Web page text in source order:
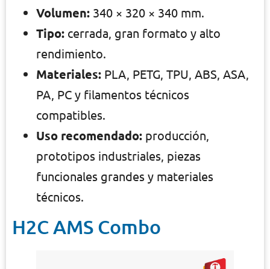
Volumen: 340 × 320 × 340 mm.
Tipo: cerrada, gran formato y alto
rendimiento.
Materiales: PLA, PETG, TPU, ABS, ASA,
PA, PC y filamentos técnicos
compatibles.
Uso recomendado: producción,
prototipos industriales, piezas
funcionales grandes y materiales
técnicos.
H2C AMS Combo